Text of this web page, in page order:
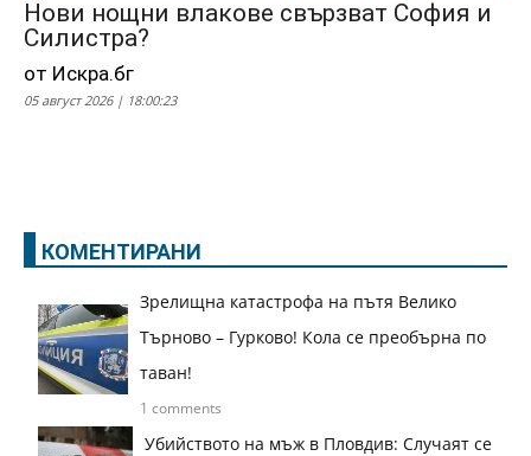
Нови нощни влакове свързват София и
Силистра?
от Искра.бг
05 август 2026 | 18:00:23
КОМЕНТИРАНИ
Зрелищна катастрофа на пътя Велико
Търново – Гурково! Кола се преобърна по
таван!
1 comments
Убийството на мъж в Пловдив: Случаят се